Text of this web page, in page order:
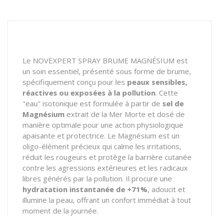
Le NOVEXPERT SPRAY BRUME MAGNÉSIUM est
un soin essentiel, présenté sous forme de brume,
spécifiquement conçu pour les peaux sensibles,
réactives ou exposées à la pollution. Cette
"eau" isotonique est formulée à partir de sel de
Magnésium extrait de la Mer Morte et dosé de
manière optimale pour une action physiologique
apaisante et protectrice. Le Magnésium est un
oligo-élément précieux qui calme les irritations,
réduit les rougeurs et protège la barrière cutanée
contre les agressions extérieures et les radicaux
libres générés par la pollution. Il procure une
hydratation instantanée de +71%, adoucit et
illumine la peau, offrant un confort immédiat à tout
moment de la journée.